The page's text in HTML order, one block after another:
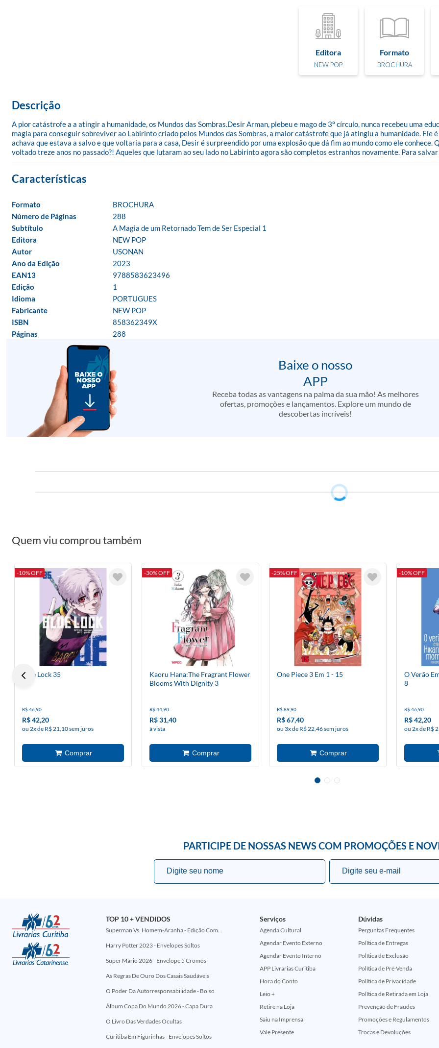
Editora
NEW POP
Formato
BROCHURA
Descrição
A pior catástrofe a a atingir a humanidade, os Mundos das Sombras.Desir Arman, plebeu e mago de 3º círculo, nunca recebeu uma
magia para conseguir sobreviver ao Labirinto criado pelos Mundos das Sombras, a maior catástrofe que já atingiu a humanidade. Ele
achava que estava a salvo e que voltaria para a casa, Desir é surpreendido por uma explosão que dá fim ao mundo como ele conhece.
voltado treze anos no passado?! Aqueles que lutaram ao seu lado no Labirinto agora são completos estranhos novamente. Para
Formato
BROCHURA
Número de Páginas
288
Subtítulo
A Magia de um Retornado Tem de Ser Especial 1
Editora
NEW POP
Autor
USONAN
Ano da Edição
2023
EAN13
9788583623496
Edição
1
Idioma
PORTUGUES
Fabricante
NEW POP
ISBN
858362349X
Páginas
288
Baixe o nosso
APP
Receba todas as vantagens na palma da sua mão! As melhores
ofertas, promoções e lançamentos. Explore um mundo de
descobertas incríveis!
Quem viu comprou também
-10% OFF
Blue Lock 35
R$ 46,90
R$ 42,20
ou 2x de R$ 21,10 sem juros
-30% OFF
Kaoru Hana:The Fragrant Flower
Blooms With Dignity 3
R$ 44,90
R$ 31,40
à vista
-25% OFF
One Piece 3 Em 1 - 15
R$ 89,90
R$ 67,40
ou 3x de R$ 22,46 sem juros
-10% OFF
O Verão
8
R$ 46,90
R$ 42,20
ou 2x de R$
PARTICIPE DE NOSSAS NEWS COM PROMOÇÕES E
TOP 10 + VENDIDOS
Superman Vs. Homem-Aranha - Edição Comemorativa 50 Anos (Encontros Clássicos Dc E Marvel)
Harry Potter 2023 - Envelopes Soltos
Super Mario 2026 - Envelope 5 Cromos
As Regras De Ouro Dos Casais Saudáveis
O Poder Da Autorresponsabilidade - Bolso
Álbum Copa Do Mundo 2026 - Capa Dura
O Livro Das Verdades Ocultas
Curitiba Em Figurinhas - Envelopes Soltos
Serviços
Agenda Cultural
Agendar Evento Externo
Agendar Evento Interno
APP Livrarias Curitiba
Hora do Conto
Leio +
Retire na Loja
Saiu na Imprensa
Vale Presente
Dúvidas
Perguntas Frequentes
Política de Entregas
Política de Exclusão
Política de Pré-Venda
Política de Privacidade
Política de Retirada em Loja
Prevenção de Fraudes
Promoções e Regulamentos
Trocas e Devoluções